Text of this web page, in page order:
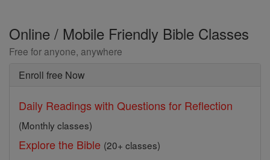
Online / Mobile Friendly Bible Classes
Free for anyone, anywhere
Enroll free Now
Daily Readings with Questions for Reflection
(Monthly classes)
Explore the Bible (20+ classes)